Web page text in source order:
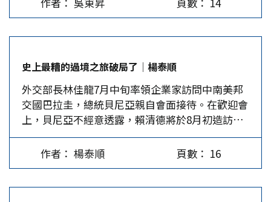
7/26之前停止輪休或排休，全力配合藍委的反罷活
到，7月1日傳出台北市前副市長彭振聲的夫人輕
生，讓民眾黨上下悲憤異常，全黨投入反罷的意志
更加堅定。罷免前幾天，又確認柯文哲8月2日會繼
續延押，連走出看守所返家投票的機會也被剝奪
了，這使得民眾黨支持者的反罷決心與氣勢衝到最
高點。而民眾黨的全力支持又成為反罷成功的重要
關鍵之一。…
上口地說，國民黨委員接受習近平指示，要搞亂台
法，台灣會淪陷，大家財產會變零；還張掛「清統
毒、剿匪共」的大看板。但這些指控一無文件物
證，二無人證影像，看到表象就開砲，是典型的稻
草人謬誤：先曲解知共保台立委的主張，視為代罪
稻草人而肆意攻擊。民進黨又自命本土，擅自把反
中抗中美化成愛台灣，蠱惑群眾。 愛台灣是台灣
居民、大陸人民都有的權利，愛的路徑不同。民進
黨反中惹出經濟制裁、美國關稅壓榨和大陸戰備警
反撲 公民罷團金源、人員充足，又占有媒體優
稱預算被刪，導致政府機關無法運作的謊言，企圖
情勒民眾，沒想到卻激起在野黨的危機感，更激起
中間選民的厭惡感。 據個人觀察，尤其是投票前
的一個月，很多平日保持沉默的網民，紛紛冒出來
留言支持反罷免。藍白合這次僅靠網路的力量及少
數媒體的突圍即大獲全勝，實屬難能可貴。 其
實，賴清德一開始想用公民團體喬裝民意發動罷免
的策略，就種下敗因。畢竟沒有選舉經驗的罷團如
史上最糟的過境之旅破局了│楊泰順
外交部長林佳龍7月中旬率領企業家訪問中南美邦
交國巴拉圭，總統貝尼亞親自會面接待。在歡迎會
上，貝尼亞不經意透露，賴清德將於8月初造訪巴
拉圭。媒體為此幾乎炸了鍋，因為此前並無任何出
訪訊息，友邦元首率先揭露並不常見。更不常見的
是，這場之後被總統府公開承認的過境之旅，在7
作者： 楊泰順 頁數： 16